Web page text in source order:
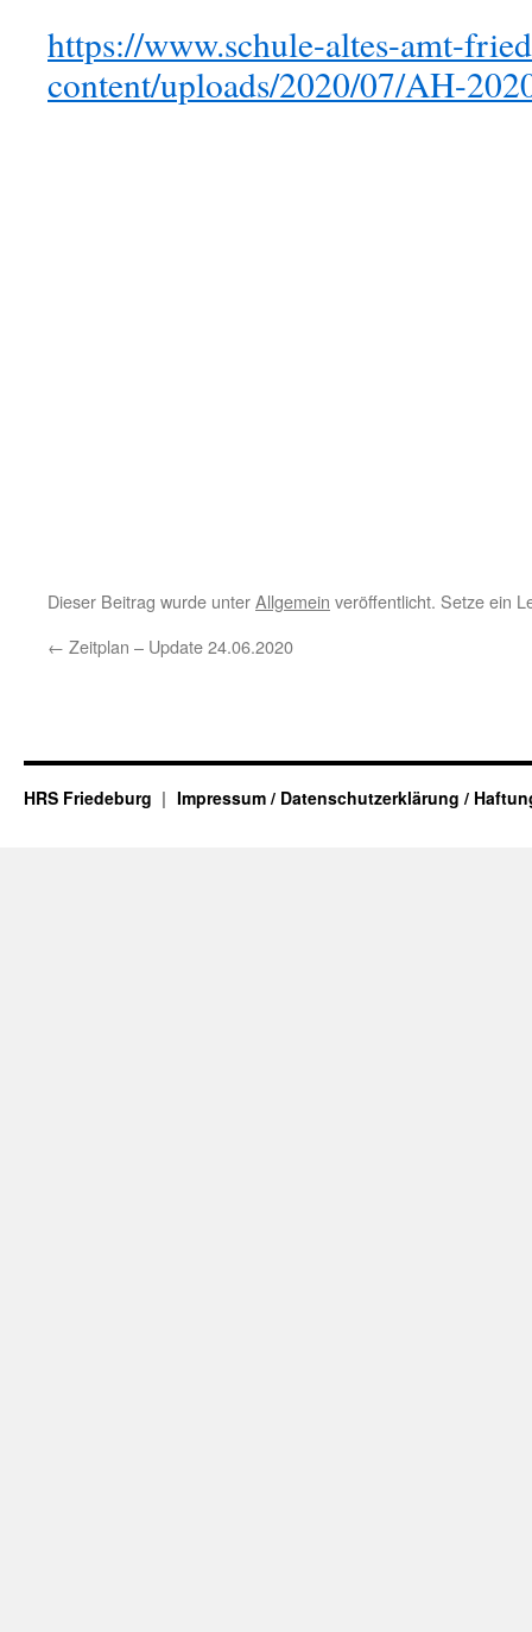
https://www.schule-altes-amt-
content/uploads/2020/07/AH-
Dieser Beitrag wurde unterAllgemein veröffentlicht. Setze ein
← Zeitplan – Update 24.06.2020
HRS Friedeburg Impressum / Datenschutzerklärung /